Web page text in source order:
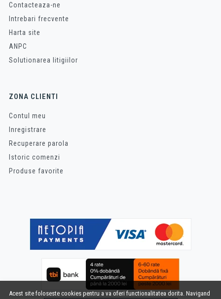
Acest site foloseste cookies pentru a va oferi functionalitatea dorita. Navigand
Contacteaza-ne
Intrebari frecvente
Harta site
ANPC
Solutionarea litigiilor
ZONA CLIENTI
Contul meu
Inregistrare
Recuperare parola
Istoric comenzi
Produse favorite